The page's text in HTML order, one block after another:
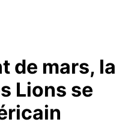
de mars, la
Lions se